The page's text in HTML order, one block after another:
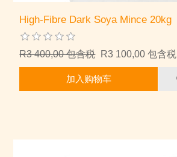
High-Fibre Dark Soya Mince 20kg
R3 400,00 包含税 R3 100,00 包含税
加入购物车